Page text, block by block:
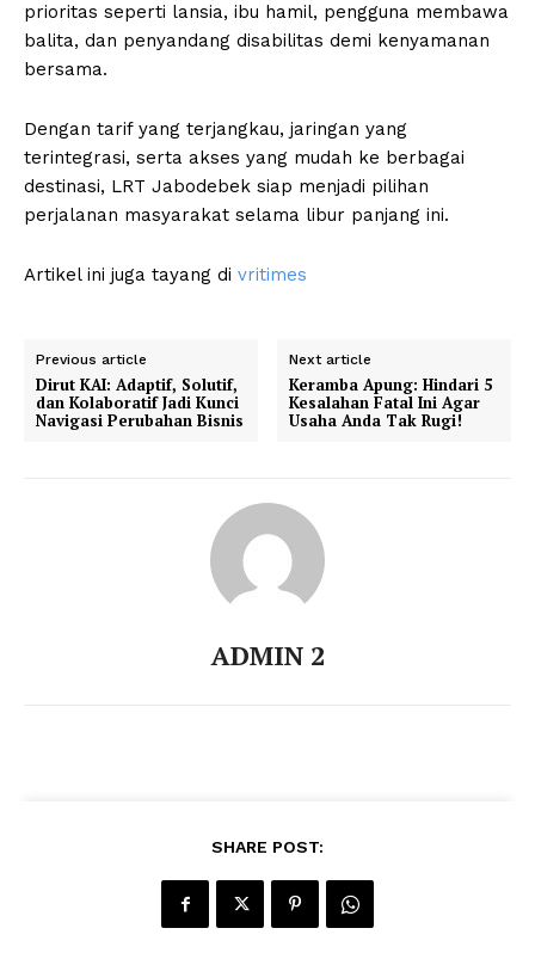
prioritas seperti lansia, ibu hamil, pengguna membawa
balita, dan penyandang disabilitas demi kenyamanan
bersama.
Dengan tarif yang terjangkau, jaringan yang
terintegrasi, serta akses yang mudah ke berbagai
destinasi, LRT Jabodebek siap menjadi pilihan
perjalanan masyarakat selama libur panjang ini.
Artikel ini juga tayang di vritimes
Previous article
Dirut KAI: Adaptif, Solutif,
dan Kolaboratif Jadi Kunci
Navigasi Perubahan Bisnis
Next article
Keramba Apung: Hindari 5
Kesalahan Fatal Ini Agar
Usaha Anda Tak Rugi!
ADMIN 2
SHARE POST: